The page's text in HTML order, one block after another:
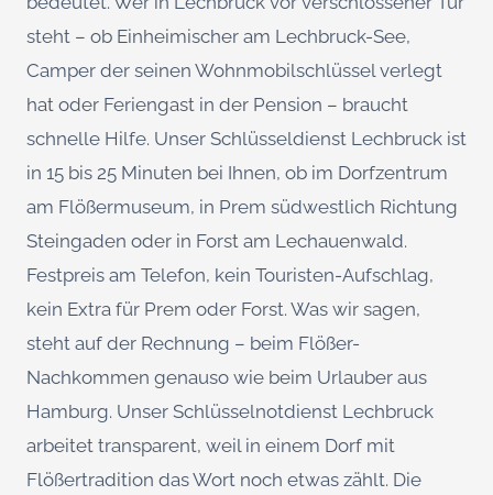
steht – ob Einheimischer am Lechbruck-See,
Camper der seinen Wohnmobilschlüssel verlegt
hat oder Feriengast in der Pension – braucht
schnelle Hilfe. Unser Schlüsseldienst Lechbruck ist
in 15 bis 25 Minuten bei Ihnen, ob im Dorfzentrum
am Flößermuseum, in Prem südwestlich Richtung
Steingaden oder in Forst am Lechauenwald.
Festpreis am Telefon, kein Touristen-Aufschlag,
kein Extra für Prem oder Forst. Was wir sagen,
steht auf der Rechnung – beim Flößer-
Nachkommen genauso wie beim Urlauber aus
Hamburg. Unser Schlüsselnotdienst Lechbruck
arbeitet transparent, weil in einem Dorf mit
Flößertradition das Wort noch etwas zählt. Die